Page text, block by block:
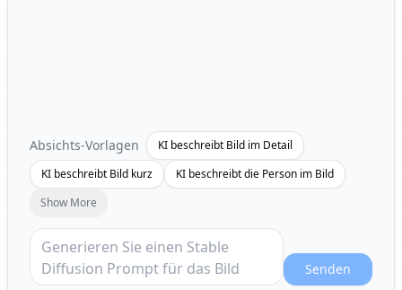
Absichts-Vorlagen
KI beschreibt Bild im Detail
KI beschreibt Bild kurz
KI beschreibt die Person im Bild
Show More
Senden